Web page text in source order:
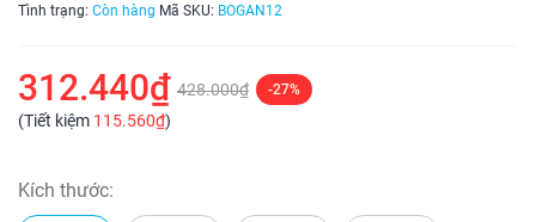
Tình trạng: Còn hàng Mã SKU: BOGAN12
312.440₫ 428.000₫ -27%
(Tiết kiệm 115.560₫)
Kích thước: